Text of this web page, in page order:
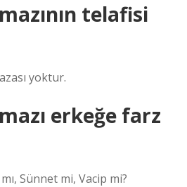
telafisi
yoktur.
erkeğe farz
Sünnet mi, Vacip mi?